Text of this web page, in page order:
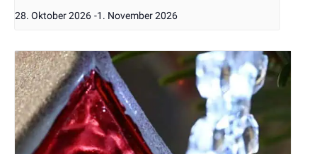
28. Oktober 2026 -1. November 2026